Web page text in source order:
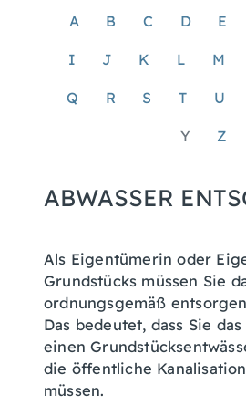
A B C D E
I J K L M
Q R S T U
Y Z
ABWASSER
Als Eigentümerin oder
Grundstücks müssen Sie
ordnungsgemäß
Das bedeutet, dass Sie
einen
die öffentliche
müssen.